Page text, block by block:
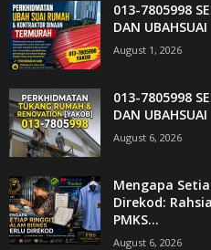
013-7805998
DAN
August 1, 2026
013-7805998
DAN
August 6, 2026
Mengapa
Direkod:
PMKS...
August 6, 2026